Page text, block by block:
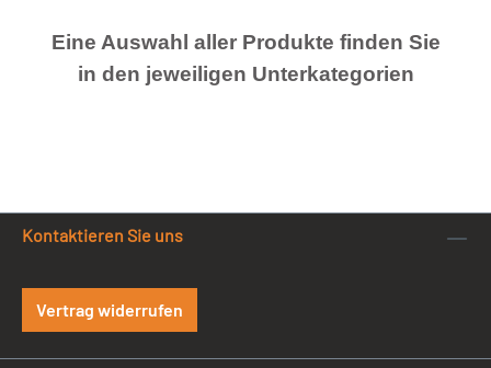
Eine Auswahl aller Produkte finden Sie
in den jeweiligen Unterkategorien
Kontaktieren Sie uns
Vertrag widerrufen